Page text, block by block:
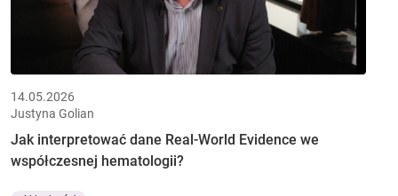
14.05.2026
Justyna Golian
Jak interpretować dane Real-World Evidence we
współczesnej hematologii?